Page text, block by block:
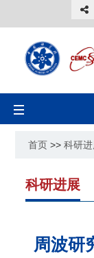
Toggle
navigation
首页 >>科研进
科研进展
周波研